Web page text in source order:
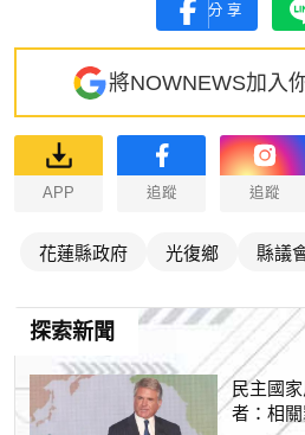
分享
將NOWNEWS加入
APP 追蹤 追蹤
花蓮縣政府 光復鄉 縣議
探索新聞
民主國
者：相